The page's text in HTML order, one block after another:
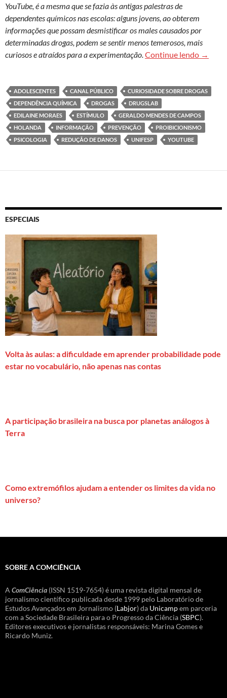
YouTube, é a mesma que se fazia às antigas palestras de
dependentes químicos nas escolas: alguns jovens, ao obterem
informações que possam desmistificar os males causados por
determinadas drogas, podem se sentir menos temerosos, mais
curiosos e atraídos para a experimentação.Continue lendo →
ADOLESCENTES CANAL PÚBLICO
CURIOSIDADE SOBRE DROGAS
DEPENDÊNCIA QUÍMICA
DROGAS
DRUGSLAB
EDILAINE MORAES
ESTÍMULO
GERALDO MENDES DE CAMPOS
HOLANDA
INFORMAÇÃO PREVENÇÃO
PROIBICIONISMO
PSICOLOGIA
REDUÇÃO DE DANOS UNIFESP YOUTUBE
ESPECIAIS
Volta às aulas: a dificuldade em aprender probabilidade pode
estar no vocabulário, não apenas nas contas
A participação brasileira na busca por planetas análogos à
Terra
Como extremófilos ajudam a entender os limites da vida no
universo?
SOBRE A COMCIÊNCIA
A ComCiência (ISSN 1519-7654) é uma revista digital mensal de
jornalismo científico publicada desde 1999 pelo Laboratório de
Estudos Avançados em Jornalismo (Labjor) da Unicampem parceria
com a Sociedade Brasileira para o Progresso da Ciência (SBPC).
Editores executivos e jornalistas responsáveis: Marina Gomes e
Ricardo Muniz.